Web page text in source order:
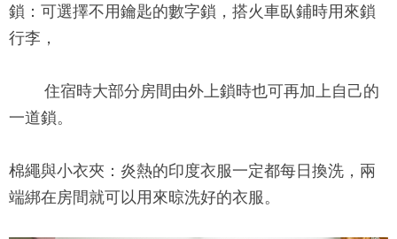
鎖： 可選擇不用鑰匙的數字鎖，搭火車臥鋪時用來鎖
行李，
住宿時大部分房間由外上鎖時也可再加上自己的
一道鎖。
棉繩與小衣夾： 炎熱的印度衣服一定都每日換洗，兩
端綁在房間就可以用來晾洗好的衣服。